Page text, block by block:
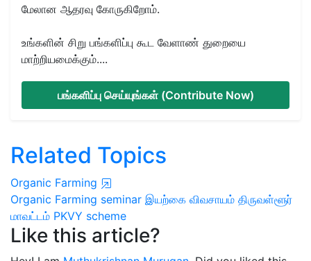
மேலான ஆதரவு கோருகிறோம்.
உங்களின் சிறு பங்களிப்பு கூட வேளாண் துறையை
மாற்றியமைக்கும்....
பங்களிப்பு செய்யுங்கள் (Contribute Now)
Related Topics
Organic Farming
Organic Farming seminar இயற்கை விவசாயம் திருவள்ளூர்
மாவட்டம் PKVY scheme
Like this article?